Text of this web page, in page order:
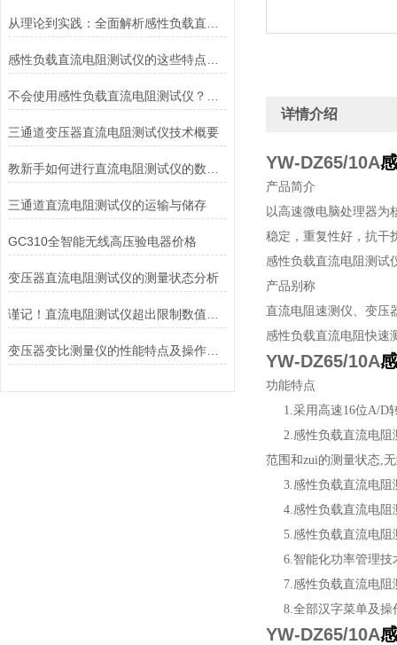
三通道变压器直流电阻测试仪技术概要
三通道直流电阻测试仪的运输与储存
GC310全智能无线高压验电器价格
变压器直流电阻测试仪的测量状态分析
变压器变比测量仪的性能特点及操作方法
详情介绍
YW-DZ65/10A
产品简介
以高速微电脑处理器为
稳定，重复性好，抗干
感性负载直流电阻测试
产品别称
直流电阻速测仪、变压
感性负载直流电阻快速
YW-DZ65/10A
功能特点
1.采用高速16位A/D
2.感性负载直流电阻
范围和zui的测量状态,
3.感性负载直流电阻
4.感性负载直流电阻
5.感性负载直流电阻
6.智能化功率管理技
7.感性负载直流电阻
8.全部汉字菜单及操
YW-DZ65/10A